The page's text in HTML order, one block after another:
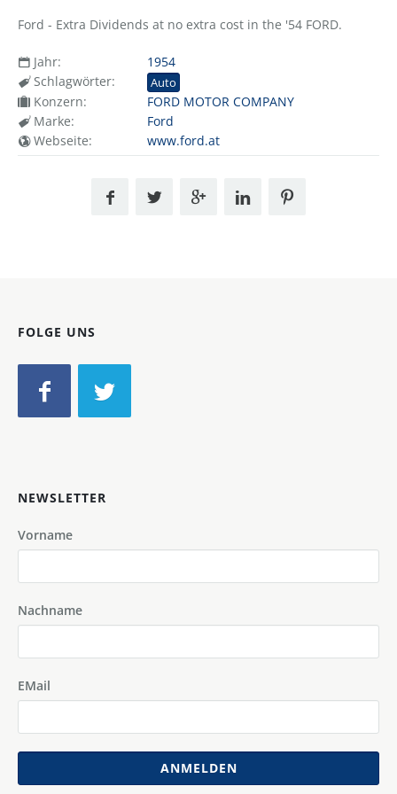
Ford - Extra Dividends at no extra cost in the '54 FORD.
Jahr:
1954
Schlagwörter:
Auto
Konzern:
FORD MOTOR COMPANY
Marke:
Ford
Webseite:
www.ford.at
FOLGE UNS
NEWSLETTER
Vorname
Nachname
EMail
ANMELDEN